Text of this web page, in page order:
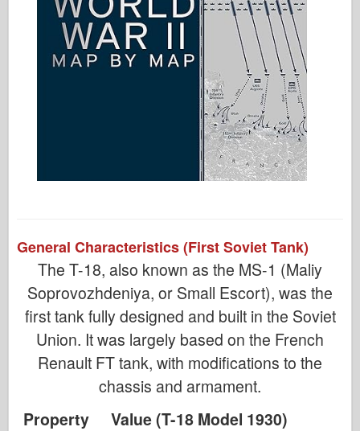
General Characteristics (First Soviet Tank)
The T-18, also known as the MS-1 (Maliy
Soprovozhdeniya, or Small Escort), was the
first tank fully designed and built in the Soviet
Union. It was largely based on the French
Renault FT tank, with modifications to the
chassis and armament.
Property
Value (T-18 Model 1930)